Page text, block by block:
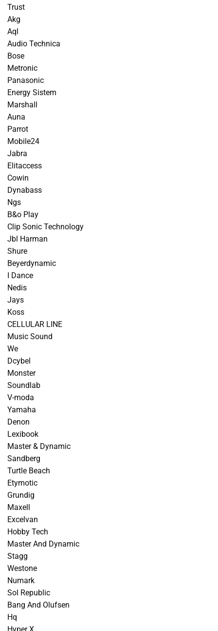
Trust
Akg
Aql
Audio Technica
Bose
Metronic
Panasonic
Energy Sistem
Marshall
Auna
Parrot
Mobile24
Jabra
Elitaccess
Cowin
Dynabass
Ngs
B&o Play
Clip Sonic Technology
Jbl Harman
Shure
Beyerdynamic
I Dance
Nedis
Jays
Koss
CELLULAR LINE
Music Sound
We
Dcybel
Monster
Soundlab
V-moda
Yamaha
Denon
Lexibook
Master & Dynamic
Sandberg
Turtle Beach
Etymotic
Grundig
Maxell
Excelvan
Hobby Tech
Master And Dynamic
Stagg
Westone
Numark
Sol Republic
Bang And Olufsen
Hq